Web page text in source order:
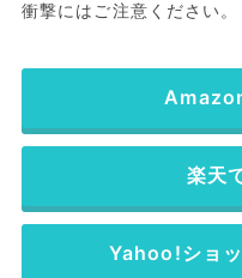
衝撃にはご注意ください。
楽天
Yahoo!ショ